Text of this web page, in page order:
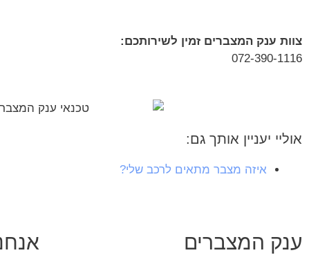
צוות ענק המצברים זמין לשירותכם:
072-390-1116
אוליי יעניין אותך גם:
איזה מצבר מתאים לרכב שלי?
ענק המצברים